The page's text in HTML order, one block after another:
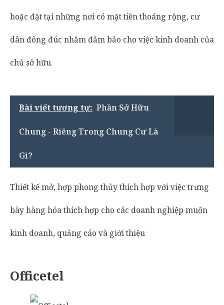
hoặc đặt tại những nơi có mặt tiền thoáng rộng, cư
dân đông đúc nhằm đảm bảo cho việc kinh doanh của
chủ sở hữu.
Bài viết tương tự: Phần Sở Hữu
Chung - Riêng Trong Chung Cư Là
Gì?
Thiết kế mở, hợp phong thủy thích hợp với việc trưng
bày hàng hóa thích hợp cho các doanh nghiệp muốn
kinh doanh, quảng cáo và giới thiệu
Officetel